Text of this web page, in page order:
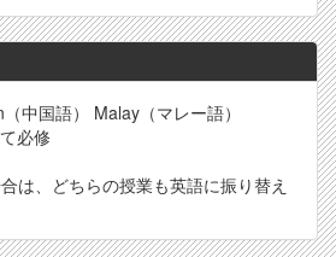
中国語）
Malay（マレー語）
必修
は、どちらの授業も英語に振り替え